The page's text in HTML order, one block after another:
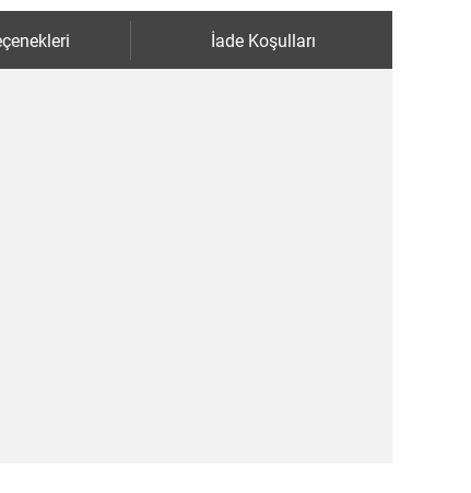
İade Koşulları